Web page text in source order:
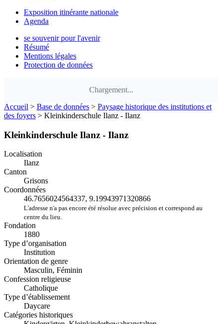
Exposition itinérante nationale
Agenda
se souvenir pour l'avenir
Résumé
Mentions légales
Protection de données
Chargement...
Accueil > Base de données > Paysage historique des institutions et
des foyers > Kleinkinderschule Ilanz - Ilanz
Kleinkinderschule Ilanz - Ilanz
Localisation
Ilanz
Canton
Grisons
Coordonnées
46.7656024564337, 9.19943971320866
L'adresse n'a pas encore été résolue avec précision et correspond au
centre du lieu.
Fondation
1880
Type d’organisation
Institution
Orientation de genre
Masculin, Féminin
Confession religieuse
Catholique
Type d’établissement
Daycare
Catégories historiques